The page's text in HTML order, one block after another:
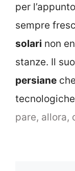
per
sempre
solari non
stanze. Il
persiane
pare, allora,